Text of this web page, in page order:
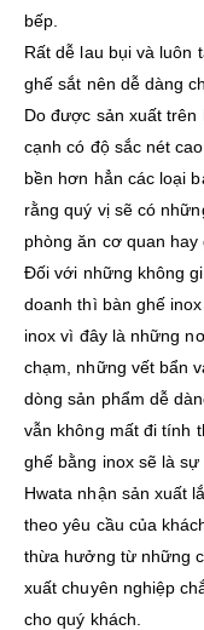
bếp.
Rất dễ lau bụi và luôn
ghế sắt nên dễ dàng
Do được sản xuất
cạnh có độ sắc nét
bền hơn hẳn các loại
rằng quý vị sẽ có
phòng ăn cơ quan
Đối với những không
doanh thì bàn ghế
inox vì đây là những
chạm, những vết bẩn
dòng sản phẩm dễ
vẫn không mất đi tính
ghế bằng inox sẽ là
Hwata nhận sản xuất
theo yêu cầu của
thừa hưởng từ những
xuất chuyên nghiệp
cho quý khách.